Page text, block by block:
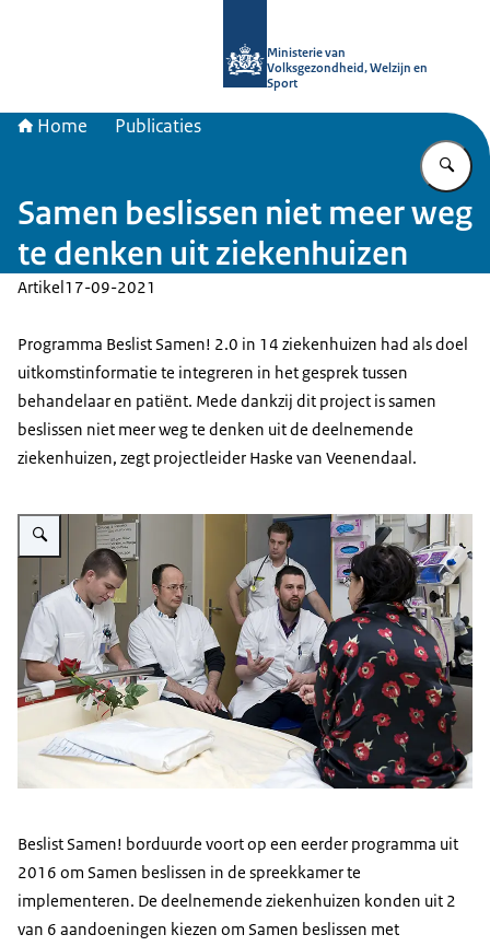
Ministerie van
Volksgezondheid, Welzijn en
Sport
Home Publicaties
Samen beslissen niet meer weg
te denken uit ziekenhuizen
Artikel17-09-2021
Programma Beslist Samen! 2.0 in 14 ziekenhuizen had als doel
uitkomstinformatie te integreren in het gesprek tussen
behandelaar en patiënt. Mede dankzij dit project is samen
beslissen niet meer weg te denken uit de deelnemende
ziekenhuizen, zegt projectleider Haske van Veenendaal.
Vergroot afbeelding Vier zorgprofessionals praten met een patiënt
Beslist Samen! borduurde voort op een eerder programma uit
2016 om Samen beslissen in de spreekkamer te
implementeren. De deelnemende ziekenhuizen konden uit 2
van 6 aandoeningen kiezen om Samen beslissen met